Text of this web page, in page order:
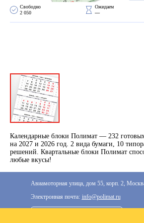
Свободно
2 050
Ожидаем
—
Календарные блоки Полимат — 232
на 2027 и 2026 год. 2 вида бумаги, 10
решений. Квартальные блоки Полимат
любые вкусы!
Авиамоторная улица, дом 55, корп. 2,
Электронная почта: info@polimat.ru